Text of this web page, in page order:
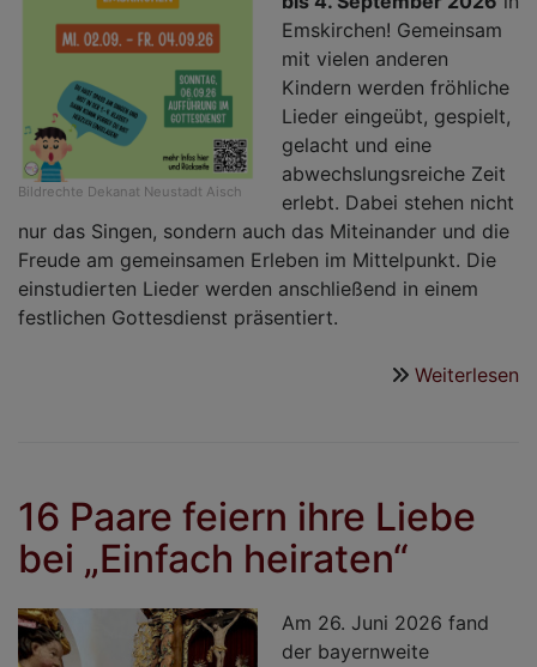
Bildrechte Dekanat Neustadt Aisch
Emskirchen! Gemeinsam
mit vielen anderen
Kindern werden fröhliche
Lieder eingeübt, gespielt,
gelacht und eine
abwechslungsreiche Zeit
erlebt. Dabei stehen nicht
nur das Singen, sondern auch das Miteinander und die
Freude am gemeinsamen Erleben im Mittelpunkt. Die
einstudierten Lieder werden anschließend in einem
festlichen Gottesdienst präsentiert.
Weiterlesen
16 Paare feiern ihre Liebe
bei „Einfach heiraten“
Am 26. Juni 2026 fand
der bayernweite